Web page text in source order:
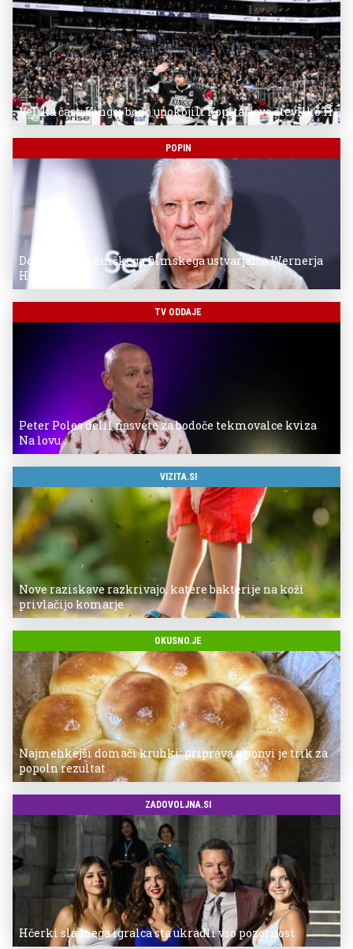
Velika čast: Kingsi bodo upokojili Kopitarjevo številko 11
POPIN
Donostia za nemškega filmskega ustvarjalca Wernerja
Herzoga
TV ODDAJE
Peter Poles delil nasvete za bodoče tekmovalce kviza
Na lovu
VIZITA.SI
Nove raziskave razkrivajo, katere bakterije na koži
privlačijo komarje
OKUSNO.JE
Najmehkejši domači kruhki: priprava v ponvi je trik za
popoln rezultat
ZADOVOLJNA.SI
Hčerki slavnega igralca sta ukradli vso pozornost